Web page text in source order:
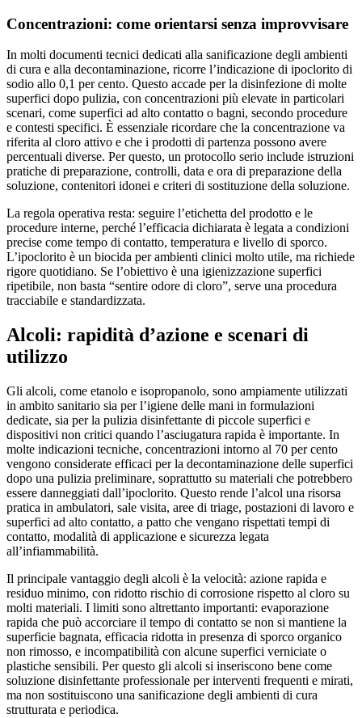
Concentrazioni: come orientarsi senza improvvisare
In molti documenti tecnici dedicati alla sanificazione degli ambienti
di cura e alla decontaminazione, ricorre l’indicazione di ipoclorito di
sodio allo 0,1 per cento. Questo accade per la disinfezione di molte
superfici dopo pulizia, con concentrazioni più elevate in particolari
scenari, come superfici ad alto contatto o bagni, secondo procedure
e contesti specifici. È essenziale ricordare che la concentrazione va
riferita al cloro attivo e che i prodotti di partenza possono avere
percentuali diverse. Per questo, un protocollo serio include istruzioni
pratiche di preparazione, controlli, data e ora di preparazione della
soluzione, contenitori idonei e criteri di sostituzione della soluzione.
La regola operativa resta: seguire l’etichetta del prodotto e le
procedure interne, perché l’efficacia dichiarata è legata a condizioni
precise come tempo di contatto, temperatura e livello di sporco.
L’ipoclorito è un biocida per ambienti clinici molto utile, ma richiede
rigore quotidiano. Se l’obiettivo è una igienizzazione superfici
ripetibile, non basta “sentire odore di cloro”, serve una procedura
tracciabile e standardizzata.
Alcoli: rapidità d’azione e scenari di
utilizzo
Gli alcoli, come etanolo e isopropanolo, sono ampiamente utilizzati
in ambito sanitario sia per l’igiene delle mani in formulazioni
dedicate, sia per la pulizia disinfettante di piccole superfici e
dispositivi non critici quando l’asciugatura rapida è importante. In
molte indicazioni tecniche, concentrazioni intorno al 70 per cento
vengono considerate efficaci per la decontaminazione delle superfici
dopo una pulizia preliminare, soprattutto su materiali che potrebbero
essere danneggiati dall’ipoclorito. Questo rende l’alcol una risorsa
pratica in ambulatori, sale visita, aree di triage, postazioni di lavoro e
superfici ad alto contatto, a patto che vengano rispettati tempi di
contatto, modalità di applicazione e sicurezza legata
all’infiammabilità.
Il principale vantaggio degli alcoli è la velocità: azione rapida e
residuo minimo, con ridotto rischio di corrosione rispetto al cloro su
molti materiali. I limiti sono altrettanto importanti: evaporazione
rapida che può accorciare il tempo di contatto se non si mantiene la
superficie bagnata, efficacia ridotta in presenza di sporco organico
non rimosso, e incompatibilità con alcune superfici verniciate o
plastiche sensibili. Per questo gli alcoli si inseriscono bene come
soluzione disinfettante professionale per interventi frequenti e mirati,
ma non sostituiscono una sanificazione degli ambienti di cura
strutturata e periodica.